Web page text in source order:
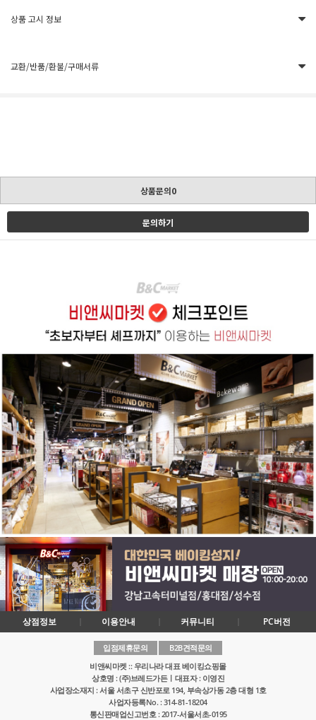
상품 고시 정보
교환/반품/환불/구매서류
상품문의0
문의하기
상점정보 이용안내 커뮤니티 PC버전
입점제휴문의
B2B견적문의
비앤씨마켓 :: 우리나라 대표 베이킹쇼핑몰
상호명 : (주)브레드가든ㅣ대표자 : 이영진
사업장소재지 : 서울 서초구 신반포로 194, 부속상가동 2층 대형 1호
사업자등록No. : 314-81-18204
통신판매업신고번호 : 2017-서울서초-0195